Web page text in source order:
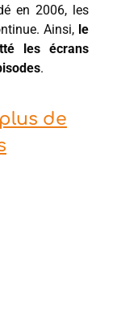
en 2006, les
Ainsi, le
les écrans
.
de